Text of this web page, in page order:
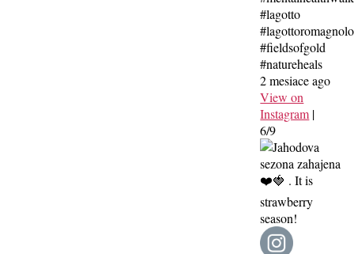
#lagotto
#fieldsofgold
#natureheals
2 mesiace ago
View on
Instagram |
6/9